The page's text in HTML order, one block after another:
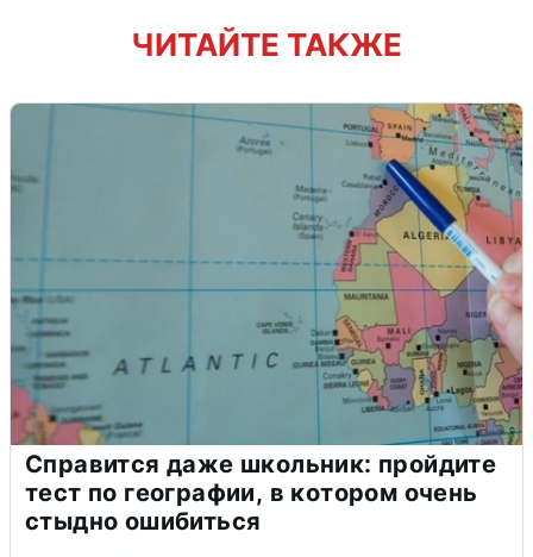
ЧИТАЙТЕ ТАКЖЕ
Справится даже школьник: пройдите
тест по географии, в котором очень
стыдно ошибиться